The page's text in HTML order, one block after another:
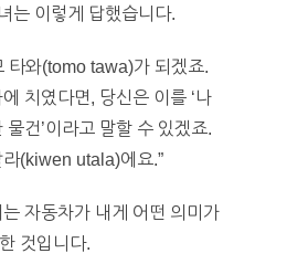
는 이렇게 답했습니다.
타와(tomo tawa)가 되겠죠.
치였다면, 당신은 이를 ‘나
물건’이라고 말할 수 있겠죠.
(kiwen utala)에요.”
자동차가 내게 어떤 의미가
것입니다.